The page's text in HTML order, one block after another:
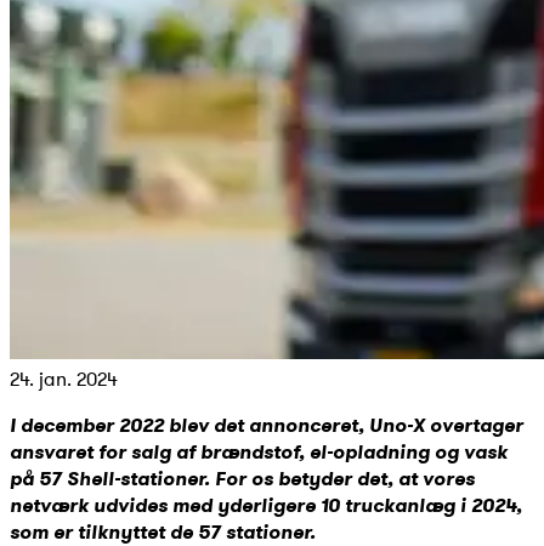
24. jan. 2024
I december 2022 blev det annonceret, Uno-X overtager
ansvaret for salg af brændstof, el-opladning og vask
på 57 Shell-stationer. For os betyder det, at vores
netværk udvides med yderligere 10 truckanlæg i 2024,
som er tilknyttet de 57 stationer.